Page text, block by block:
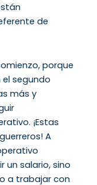
de
porque
segundo
más y
¡Estas
A
un salario, sino
a trabajar con